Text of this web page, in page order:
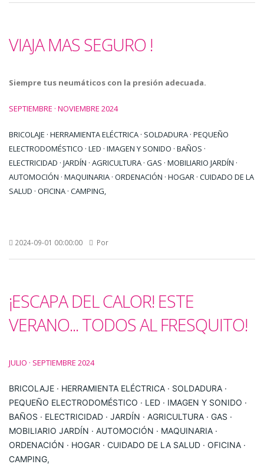
VIAJA MAS SEGURO !
Siempre tus neumáticos con la presión adecuada.
SEPTIEMBRE · NOVIEMBRE 2024
BRICOLAJE · HERRAMIENTA ELÉCTRICA · SOLDADURA · PEQUEÑO
ELECTRODOMÉSTICO · LED · IMAGEN Y SONIDO · BAÑOS ·
ELECTRICIDAD · JARDÍN · AGRICULTURA · GAS · MOBILIARIO JARDÍN ·
AUTOMOCIÓN · MAQUINARIA · ORDENACIÓN · HOGAR · CUIDADO DE LA
SALUD · OFICINA · CAMPING,
2024-09-01 00:00:00 Por
¡ESCAPA DEL CALOR! ESTE
VERANO... TODOS AL FRESQUITO!
JULIO · SEPTIEMBRE 2024
BRICOLAJE · HERRAMIENTA ELÉCTRICA · SOLDADURA ·
PEQUEÑO ELECTRODOMÉSTICO · LED · IMAGEN Y SONIDO ·
BAÑOS · ELECTRICIDAD · JARDÍN · AGRICULTURA · GAS ·
MOBILIARIO JARDÍN · AUTOMOCIÓN · MAQUINARIA ·
ORDENACIÓN · HOGAR · CUIDADO DE LA SALUD · OFICINA ·
CAMPING,